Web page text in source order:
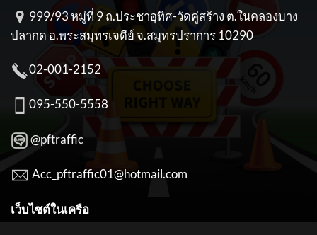
999/93 หมู่ที่ 9 ถ.ประชาอุทิศ-วัดคู่สร้าง ต.ในคลองบาง
ปลากด อ.พระสมุทรเจดีย์ จ.สมุทรปราการ 10290
02-001-2152
095-550-5558
@pftraffic
Acc_pftraffic01@hotmail.com
เว็บไซต์ในเครือ